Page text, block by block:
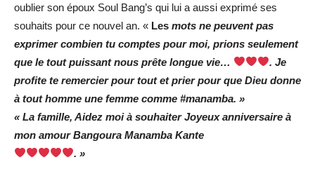
oublier son époux Soul Bang’s qui lui a aussi exprimé ses
souhaits pour ce nouvel an. « Les mots ne peuvent pas
exprimer combien tu comptes pour moi, prions seulement
que le tout puissant nous prête longue vie…
. Je
profite te remercier pour tout et prier pour que Dieu donne
à tout homme une femme comme #manamba. »
« La famille, Aidez moi à souhaiter Joyeux anniversaire à
mon amour Bangoura Manamba Kante
. »